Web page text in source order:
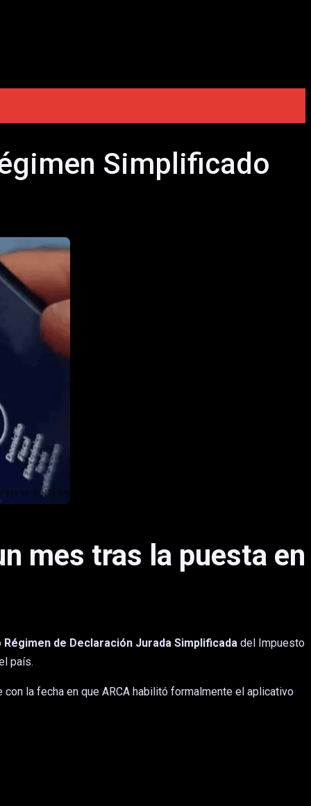
Simplificado
mes tras la puesta en
Régimen de Declaración Jurada Simplificada del Impuesto
país.
con la fecha en que ARCA habilitó formalmente el aplicativo